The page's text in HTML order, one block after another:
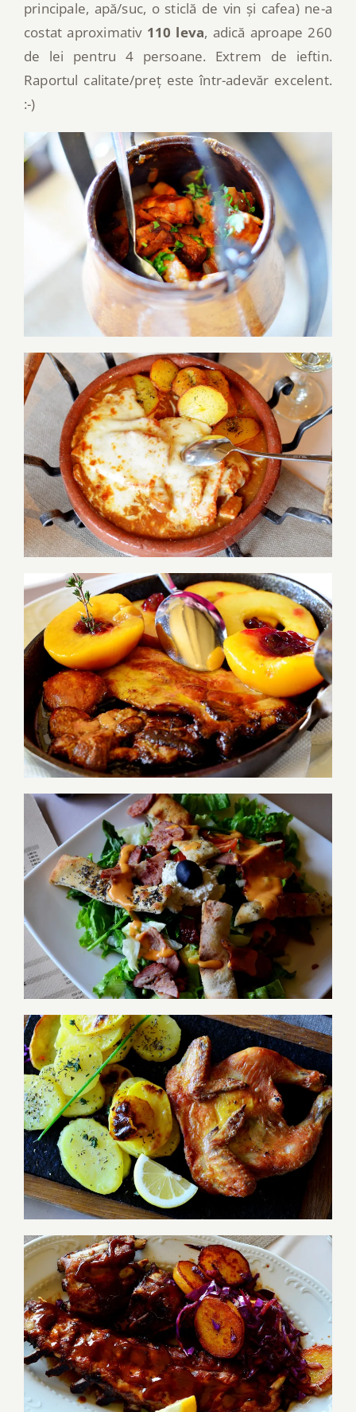
principale, apă/suc, o sticlă de vin și cafea) ne-a
costat aproximativ 110 leva, adică aproape 260
de lei pentru 4 persoane. Extrem de ieftin.
Raportul calitate/preț este într-adevăr excelent.
:-)